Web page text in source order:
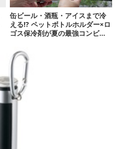
缶ビール・酒瓶・アイスまで冷
える!? ペットボトルホルダー×ロ
ゴス保冷剤が夏の最強コンビだ